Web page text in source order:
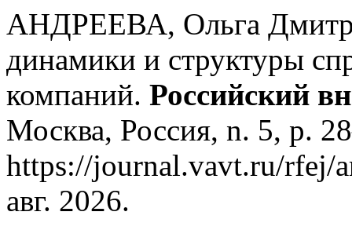
АНДРЕЕВА, Ольга
динамики и структуры
компаний. Российский
Москва, Россия, n. 5, p.
https://journal.vavt.ru/rfej/
авг. 2026.